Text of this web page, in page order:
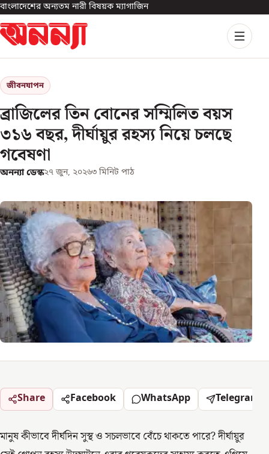
বাংলাদেশের অন্যতম নারী বিষয়ক ম্যাগাজিন
জীবনযাপন
ব্রাজিলের তিন বোনের সম্মিলিত বয়স
৩১৬ বছর, দীর্ঘায়ুর রহস্য নিয়ে চলছে
গবেষণা
অনন্যা ডেস্ক২৭ জুন, ২০২৬৩ মিনিট পাঠ
Share Facebook WhatsApp Telegram
মানুষ কীভাবে দীর্ঘদিন সুস্থ ও সচলভাবে বেঁচে থাকতে পারে? দীর্ঘায়ুর